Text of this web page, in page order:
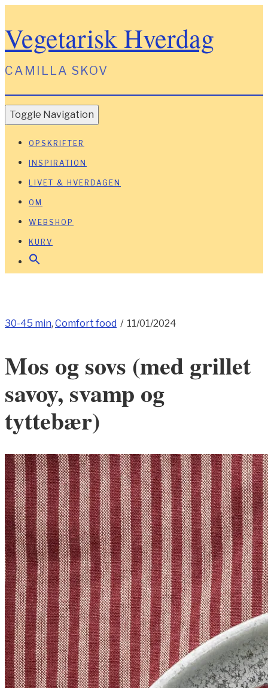
Vegetarisk Hverdag
CAMILLA SKOV
Toggle Navigation
OPSKRIFTER
INSPIRATION
LIVET & HVERDAGEN
OM
WEBSHOP
KURV
30-45 min, Comfort food / 11/01/2024
Mos og sovs (med grillet
savoy, svamp og
tyttebær)